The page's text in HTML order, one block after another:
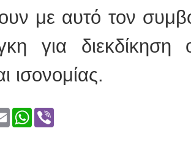
με αυτό τον
για διεκδίκηση
ισονομίας.
EmailWhatsApp